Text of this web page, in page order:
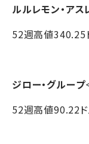
ルルレモン・アス
52週高値
ジロー・グループ
52週高値90.22